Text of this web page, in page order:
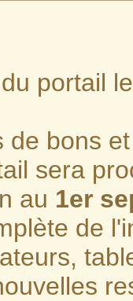
portail
de bons
sera
au 1er
de